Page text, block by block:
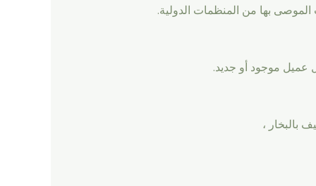
بها من المنظمات الدولية.
عميل موجود أو جديد.
بالبخار ،